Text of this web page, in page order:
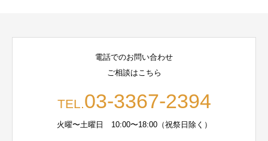
電話でのお問い合わせ
ご相談はこちら
TEL.03-3367-2394
火曜〜土曜日 10:00〜18:00（祝祭日除く）